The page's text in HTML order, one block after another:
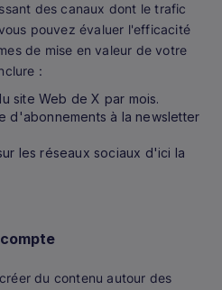
des canaux dont le trafic
pouvez évaluer l'efficacité
de mise en valeur de votre
:
site Web de X par mois.
d'abonnements à la newsletter
les réseaux sociaux d'ici la
du contenu autour des